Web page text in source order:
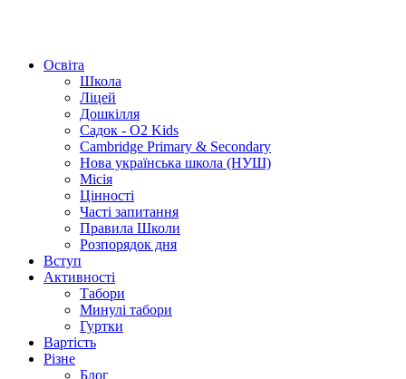
Освіта
Школа
Ліцей
Дошкілля
Садок - O2 Kids
Cambridge Primary & Secondary
Нова українська школа (НУШ)
Місія
Цінності
Часті запитання
Правила Школи
Розпорядок дня
Вступ
Активності
Табори
Минулі табори
Гуртки
Вартість
Різне
Блог